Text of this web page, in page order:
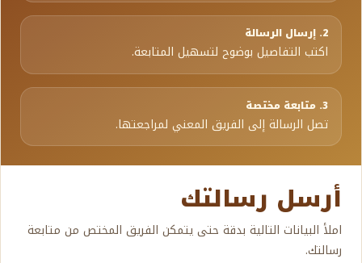
2. إرسال الرسالة
اكتب التفاصيل بوضوح لتسهيل المتابعة.
3. متابعة مختصة
تصل الرسالة إلى الفريق المعني لمراجعتها.
أرسل رسالتك
املأ البيانات التالية بدقة حتى يتمكن الفريق المختص من متابعة
رسالتك.